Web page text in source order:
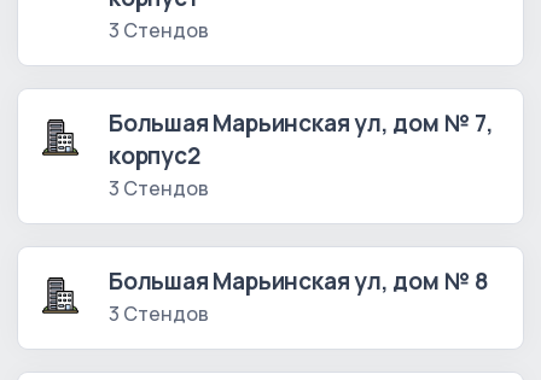
3 Стендов
Большая Марьинская ул, дом № 7,
корпус2
3 Стендов
Большая Марьинская ул, дом № 8
3 Стендов